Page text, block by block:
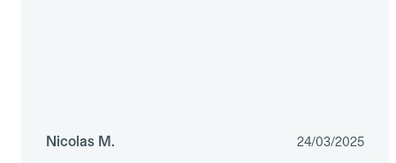
Nicolas M. 24/03/2025